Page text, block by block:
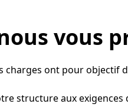
vous
charges ont pour objectif
structure aux exigences